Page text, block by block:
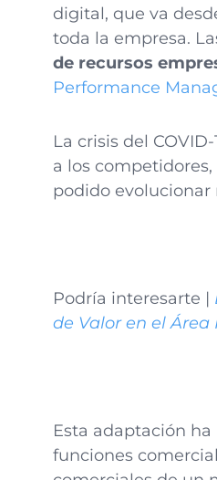
digital, que va
toda la empresa.
de recursos
Performance
La crisis del
a los
podido evolucionar
Podría interesarte |
de Valor en el Área
Esta adaptación
funciones